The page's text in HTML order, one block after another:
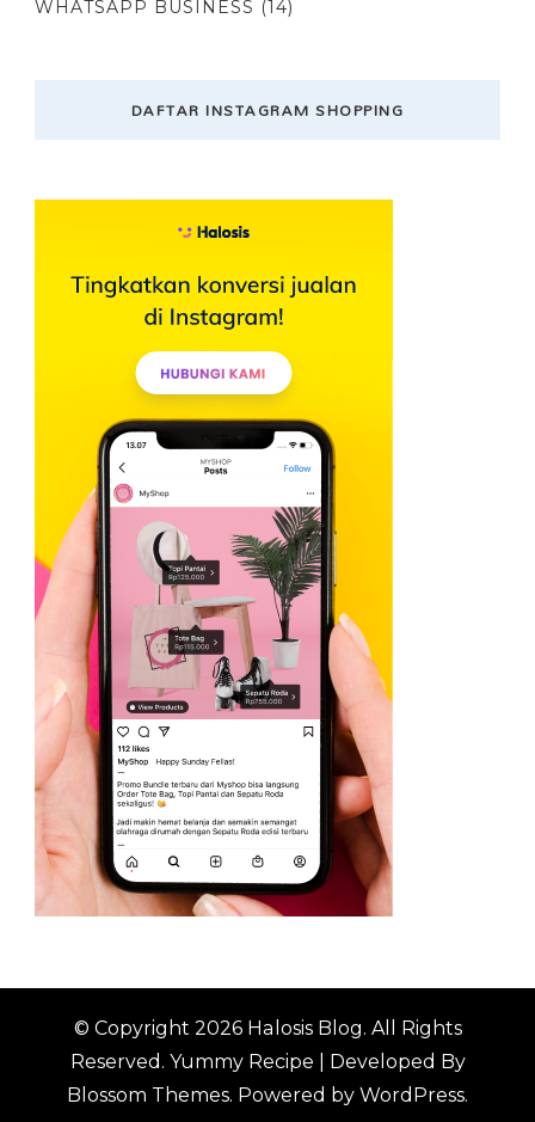
WHATSAPP BUSINESS (14)
DAFTAR INSTAGRAM SHOPPING
© Copyright 2026 Halosis Blog. All Rights
Reserved. Yummy Recipe | Developed By
Blossom Themes. Powered by WordPress.